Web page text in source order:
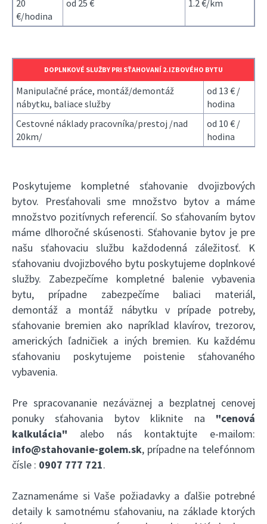
20
€/hodina
od 25 € 1.2 €/km
DOPLNKOVÉ SLUŽBY PRI SŤAHOVANÍ 2.IZBOVÉHO BYTU
Manipulačné práce, montáž/demontáž
nábytku, baliace služby
od 13 € /
hodina
Cestovné náklady pracovníka/prestoj /nad
20km/
od 10 € /
hodina
Poskytujeme kompletné sťahovanie dvojizbových
bytov. Presťahovali sme množstvo bytov a máme
množstvo pozitívnych referencií. So sťahovaním bytov
máme dlhoročné skúsenosti. Sťahovanie bytov je pre
našu sťahovaciu službu každodenná záležitosť. K
sťahovaniu dvojizbového bytu poskytujeme doplnkové
služby. Zabezpečíme kompletné balenie vybavenia
bytu, prípadne zabezpečíme baliaci materiál,
demontáž a montáž nábytku v prípade potreby,
sťahovanie bremien ako napríklad klavírov, trezorov,
amerických ľadničiek a iných bremien. Ku každému
sťahovaniu poskytujeme poistenie sťahovaného
vybavenia.
Pre spracovananie nezáväznej a bezplatnej cenovej
ponuky sťahovania bytov kliknite na "cenová
kalkulácia" alebo nás kontaktujte e-mailom:
info@stahovanie-golem.sk, prípadne na telefónnom
čísle : 0907 777 721.
Zaznamenáme si Vaše požiadavky a ďalšie potrebné
detaily k samotnému sťahovaniu, na základe ktorých